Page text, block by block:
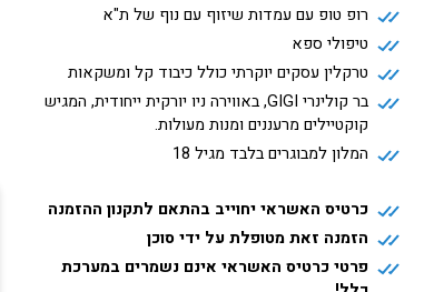
רופ טופ עם עמדות שיזוף עם נוף של ת"א
טיפולי ספא
טרקלין עסקים יוקרתי כולל כיבוד קל ומשקאות
בר קולינרי GIGI, באווירה ניו יורקית ייחודית, המגיש
קוקטיילים מרעננים ומנות מעולות.
המלון למבוגרים בלבד מגיל 18
כרטיס האשראי יחוייב בהתאם לתקנון ההזמנה
הזמנה זאת מטופלת על ידי סוכן
פרטי כרטיס האשראי אינם נשמרים במערכת